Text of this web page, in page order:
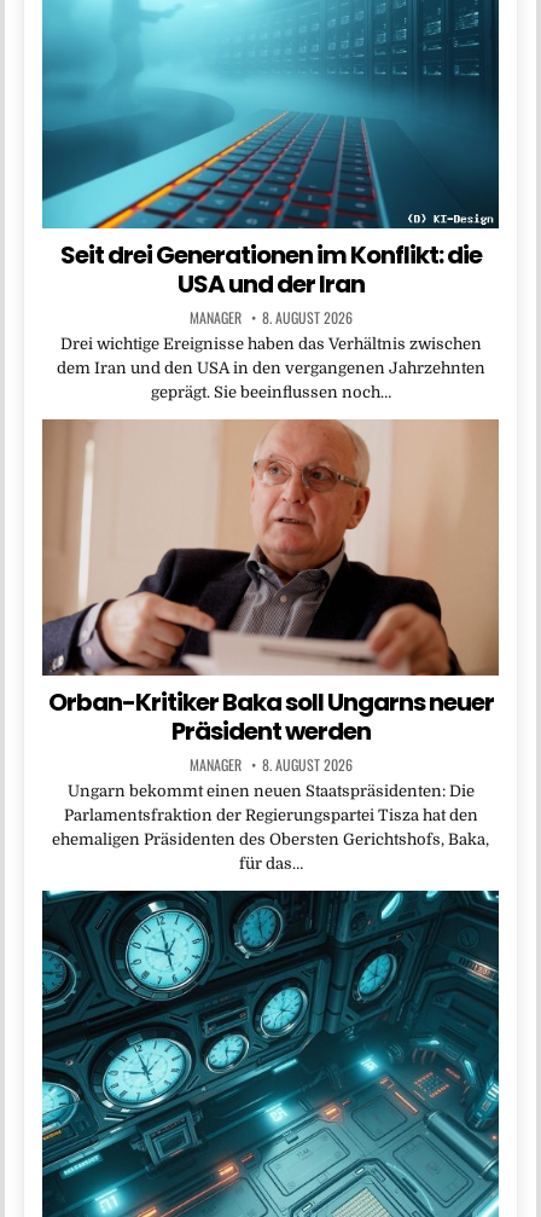
Seit drei Generationen im Konflikt: die
USA und der Iran
MANAGER 8. AUGUST 2026
Drei wichtige Ereignisse haben das Verhältnis zwischen
dem Iran und den USA in den vergangenen Jahrzehnten
geprägt. Sie beeinflussen noch…
Orban-Kritiker Baka soll Ungarns neuer
Präsident werden
MANAGER 8. AUGUST 2026
Ungarn bekommt einen neuen Staatspräsidenten: Die
Parlamentsfraktion der Regierungspartei Tisza hat den
ehemaligen Präsidenten des Obersten Gerichtshofs, Baka,
für das…